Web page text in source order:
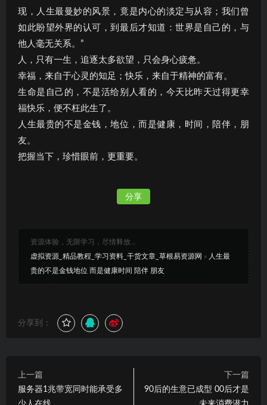
现，人生最曼妙的风景，竟是内心的淡定与从容；我们曾
如此盼望外界的认可，到最后才知道：世界是自己的，与
他人毫无关系。”
人，只有一生，追逐太多欲望，只会身心疲惫。
幸福，来自于心灵的知足；快乐，来自于精神的富有。
生命是自己的，不是活给别人看的，今天比昨天过得更幸
福快乐，便不枉此生了。
人生最贵的不是金钱，地位，而是健康，时间，陪伴，朋
友。
把握当下，珍惜眼前，更重要。
分享
资源体验，无限学习，尽情释放...
虚拟资源_精品教程_学习资料_干货文章_草根易资源网 » 人生最
贵的不是金钱地位 而是健康时间 陪伴 朋友
分享到：
上一篇
服务器1兆带宽同时能承受多
下一篇
90后的生意已成型 00后才是